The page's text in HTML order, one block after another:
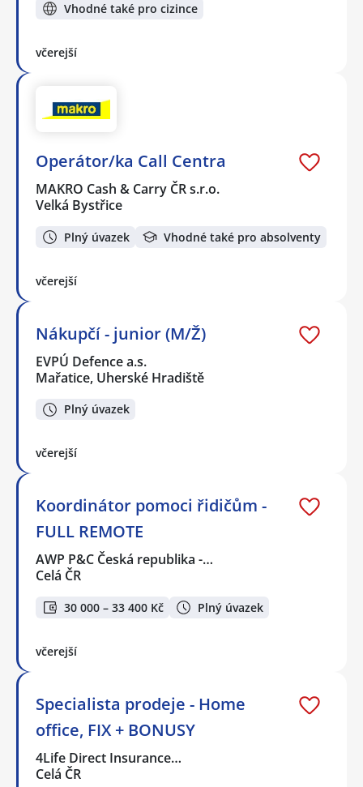
Vhodné také pro cizince
včerejší
Operátor/ka Call Centra
MAKRO Cash & Carry ČR s.r.o.
Velká Bystřice
Plný úvazek Vhodné také pro absolventy
včerejší
Nákupčí - junior (M/Ž)
EVPÚ Defence a.s.
Mařatice, Uherské Hradiště
Plný úvazek
včerejší
Koordinátor pomoci řidičům -
FULL REMOTE
AWP P&C Česká republika -…
Celá ČR
30 000 – 33 400 Kč Plný úvazek
včerejší
Specialista prodeje - Home
office, FIX + BONUSY
4Life Direct Insurance…
Celá ČR